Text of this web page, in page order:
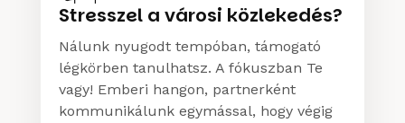
Stresszel a városi közlekedés?
Nálunk nyugodt tempóban, támogató
légkörben tanulhatsz. A fókuszban Te
vagy! Emberi hangon, partnerként
kommunikálunk egymással, hogy végig